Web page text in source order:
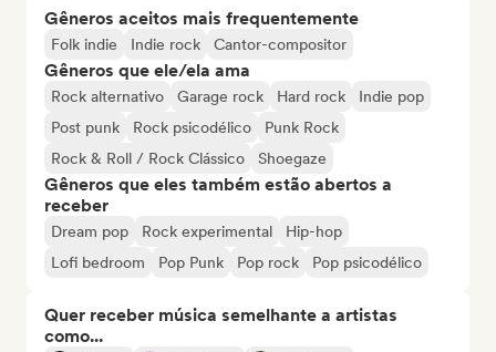
Gêneros aceitos mais frequentemente
Folk indie Indie rock Cantor-compositor
Gêneros que ele/ela ama
Rock alternativo Garage rock Hard rock
Indie pop
Post punk
Rock psicodélico
Punk Rock
Rock & Roll / Rock Clássico
Shoegaze
Gêneros que eles também estão abertos a
receber
Dream pop Rock experimental
Hip-hop
Lofi bedroom
Pop Punk Pop rock Pop psicodélico
Quer receber música semelhante a artistas
como...